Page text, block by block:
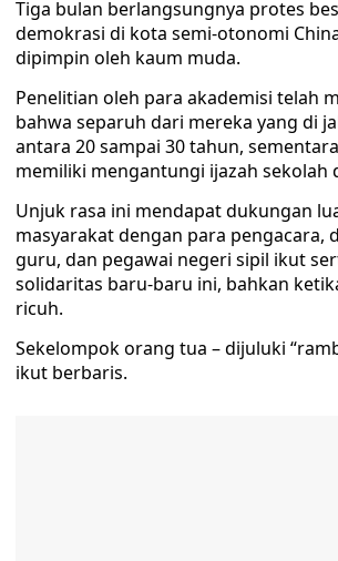
Tiga bulan berlangsungnya protes
demokrasi di kota semi-otonomi
dipimpin oleh kaum muda.
Penelitian oleh para akademisi telah
bahwa separuh dari mereka yang di
antara 20 sampai 30 tahun,
memiliki mengantungi ijazah sekolah
Unjuk rasa ini mendapat dukungan
masyarakat dengan para pengacara,
guru, dan pegawai negeri sipil ikut
solidaritas baru-baru ini, bahkan
ricuh.
Sekelompok orang tua – dijuluki
ikut berbaris.